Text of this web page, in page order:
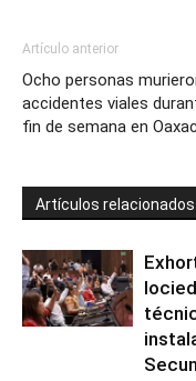
Artículo anterior
Ocho personas
accidentes viales
fin de semana en
Artículos relacionados